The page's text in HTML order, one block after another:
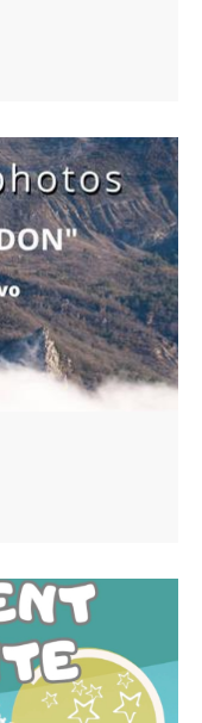
Lo Schiavo.
par Aline